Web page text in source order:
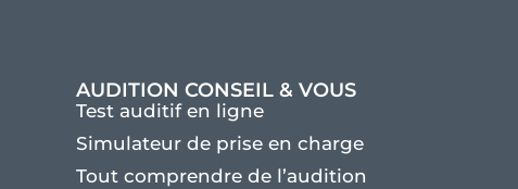
AUDITION CONSEIL & VOUS
Test auditif en ligne
Simulateur de prise en charge
Tout comprendre de l’audition